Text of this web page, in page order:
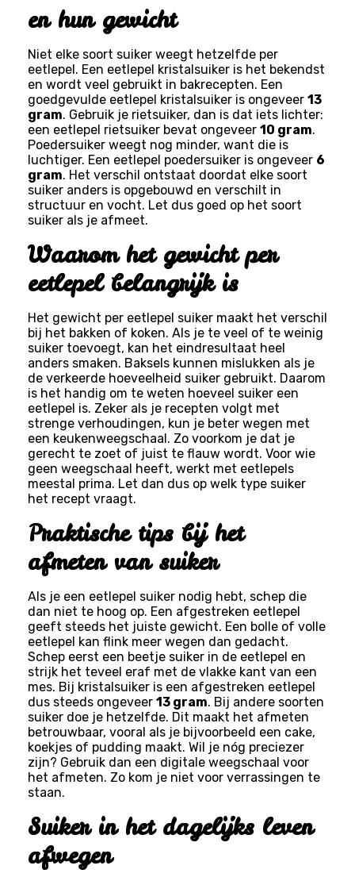
en hun gewicht
Niet elke soort suiker weegt hetzelfde per
eetlepel. Een eetlepel kristalsuiker is het bekendst
en wordt veel gebruikt in bakrecepten. Een
goedgevulde eetlepel kristalsuiker is ongeveer 13
gram. Gebruik je rietsuiker, dan is dat iets lichter:
een eetlepel rietsuiker bevat ongeveer 10 gram.
Poedersuiker weegt nog minder, want die is
luchtiger. Een eetlepel poedersuiker is ongeveer 6
gram. Het verschil ontstaat doordat elke soort
suiker anders is opgebouwd en verschilt in
structuur en vocht. Let dus goed op het soort
suiker als je afmeet.
Waarom het gewicht per
eetlepel belangrijk is
Het gewicht per eetlepel suiker maakt het verschil
bij het bakken of koken. Als je te veel of te weinig
suiker toevoegt, kan het eindresultaat heel
anders smaken. Baksels kunnen mislukken als je
de verkeerde hoeveelheid suiker gebruikt. Daarom
is het handig om te weten hoeveel suiker een
eetlepel is. Zeker als je recepten volgt met
strenge verhoudingen, kun je beter wegen met
een keukenweegschaal. Zo voorkom je dat je
gerecht te zoet of juist te flauw wordt. Voor wie
geen weegschaal heeft, werkt met eetlepels
meestal prima. Let dan dus op welk type suiker
het recept vraagt.
Praktische tips bij het
afmeten van suiker
Als je een eetlepel suiker nodig hebt, schep die
dan niet te hoog op. Een afgestreken eetlepel
geeft steeds het juiste gewicht. Een bolle of volle
eetlepel kan flink meer wegen dan gedacht.
Schep eerst een beetje suiker in de eetlepel en
strijk het teveel eraf met de vlakke kant van een
mes. Bij kristalsuiker is een afgestreken eetlepel
dus steeds ongeveer 13 gram. Bij andere soorten
suiker doe je hetzelfde. Dit maakt het afmeten
betrouwbaar, vooral als je bijvoorbeeld een cake,
koekjes of pudding maakt. Wil je nóg preciezer
zijn? Gebruik dan een digitale weegschaal voor
het afmeten. Zo kom je niet voor verrassingen te
staan.
Suiker in het dagelijks leven
afwegen